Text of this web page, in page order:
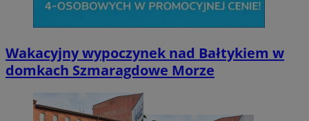
Wakacyjny wypoczynek nad Bałtykiem w
domkach Szmaragdowe Morze